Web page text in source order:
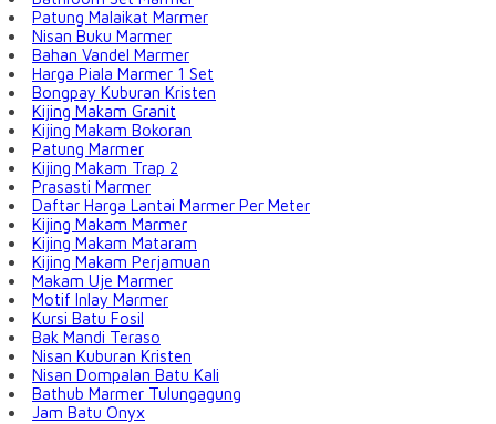
Patung Malaikat Marmer
Nisan Buku Marmer
Bahan Vandel Marmer
Harga Piala Marmer 1 Set
Bongpay Kuburan Kristen
Kijing Makam Granit
Kijing Makam Bokoran
Patung Marmer
Kijing Makam Trap 2
Prasasti Marmer
Daftar Harga Lantai Marmer Per Meter
Kijing Makam Marmer
Kijing Makam Mataram
Kijing Makam Perjamuan
Makam Uje Marmer
Motif Inlay Marmer
Kursi Batu Fosil
Bak Mandi Teraso
Nisan Kuburan Kristen
Nisan Dompalan Batu Kali
Bathub Marmer Tulungagung
Jam Batu Onyx